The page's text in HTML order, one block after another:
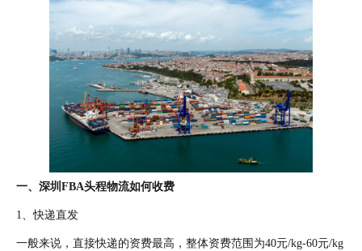
一、深圳FBA头程物流如何收费
1、快递直发
一般来说，直接快递的资费最高，整体资费范围为40元/kg-60元/kg